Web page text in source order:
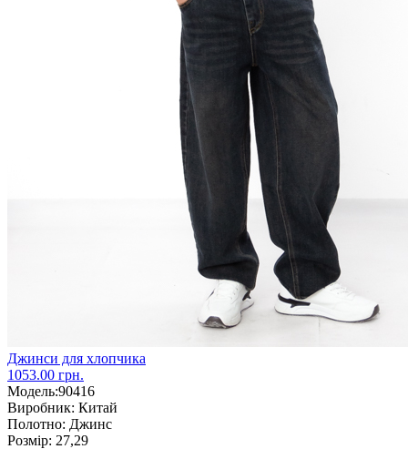
Джинси для хлопчика
1053.00 грн.
Модель:90416
Виробник: Китай
Полотно: Джинс
Розмір: 27,29